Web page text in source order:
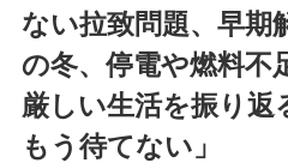
ない拉致問題、早
の冬、停電や燃料
厳しい生活を振り返
もう待てない」